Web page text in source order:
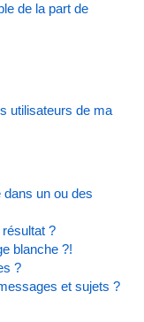
de la part de
utilisateurs de ma
un ou des
?
blanche ?!
?
et sujets ?